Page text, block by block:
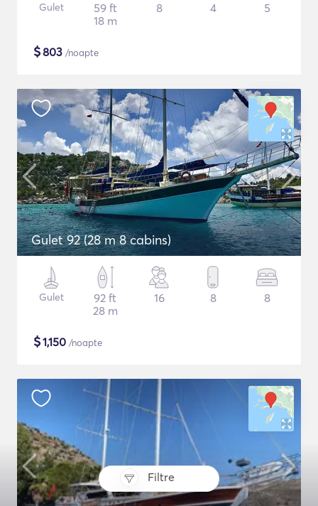
Filtre
Gulet
59 ft
18 m
8 4 5
$803 /noapte
Gulet 92 (28 m 8 cabins)
Gulet
92 ft
28 m
16 8 8
$1,150 /noapte